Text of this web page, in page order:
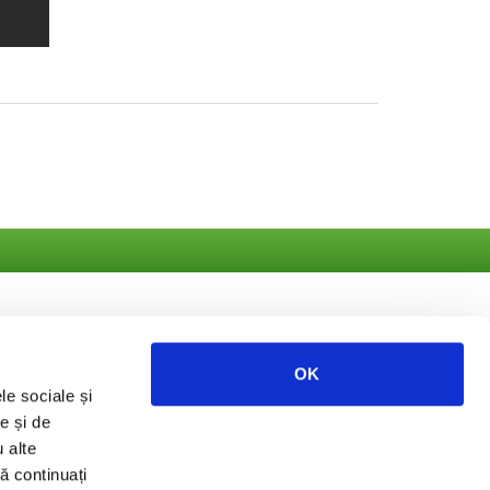
sociale și
și de
alte
continuați
OK